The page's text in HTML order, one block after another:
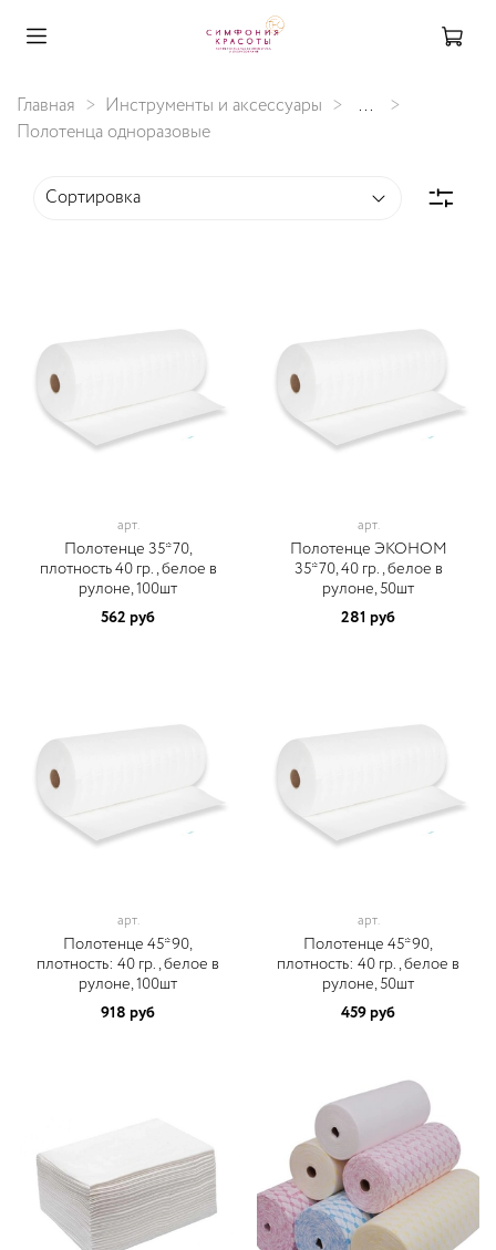
Главная Инструменты и аксессуары
...
Полотенца одноразовые
арт.
Полотенце 35*70,
плотность 40 гр., белое в
рулоне, 100шт
562 руб
арт.
Полотенце ЭКОНОМ
35*70, 40 гр., белое в
рулоне, 50шт
281 руб
арт.
Полотенце 45*90,
плотность: 40 гр., белое в
рулоне, 100шт
918 руб
арт.
Полотенце 45*90,
плотность: 40 гр., белое в
рулоне, 50шт
459 руб